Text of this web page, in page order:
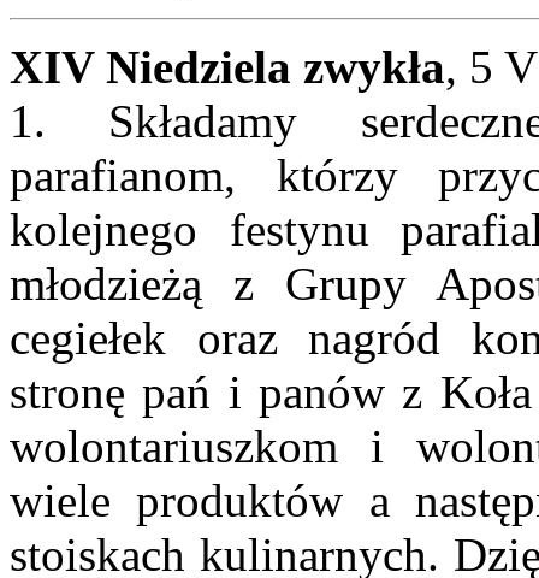
XIV Niedziela zwykła, 5
1. Składamy
parafianom, którzy
kolejnego festynu
młodzieżą z Grupy
cegiełek oraz nagród
stronę pań i panów z
wolontariuszkom i
wiele produktów a
stoiskach kulinarnych.